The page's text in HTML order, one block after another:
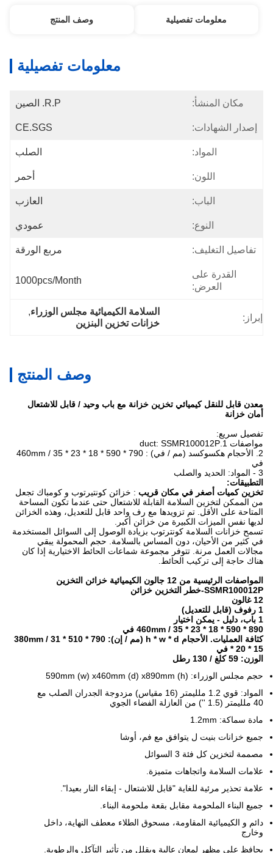
معلومات تفصيلية وصف المنتج
معلومات تفصيلية
مكان المنشأ: R.P. الصين
إصدار الشهادات: CE.SGS
المواد: الصلب
اللون: أحمر
الباب: العازب
النوع: عمودي
تفاصيل التغليف: مربع الورقة
القدرة على
العرض:
1000pcs/month
إبراز:
السلامة الكيميائية مجلس الوزراء,
خزانات تخزين البنزين
وصف المنتج
معدن قابل للنقل كيميائي تخزين خزانة مع باب وحيد / قابل للاشتعال
أمان خزانة
تفصيل سريع:
مواصفات 1.duct: SSMR100012P
الأحجام هكسوكسد (مم / في)
: 790 * 590 * 460mm / 35 * 23 * 18
في
التطبيقات:
تخزين كميات أصغر في مكان قريب: خزائن كونتيرتوب و كومباك تجعل
من الممكن لتخزين السلامة القابلة للاشتعال حتى عندما تكون المساحة
المتاحة على الأقل.
تم تزويدها مع رف واحد قابل للتعديل، وهذه الخزائن
لديها نفس الميزات الكبيرة من خزائن أكبر.
تسمح خزانات السلامة كونترتوب بزيادة الوصول إلى السوائل المستخدمة
في كثير من الأحيان، دون المساس بالسلامة.
حجم المحمولة يبقي
مجالات العمل مرنة.
تتوفر مجموعة شماعات الحائط الاختيارية إذا كان
هناك حاجة إلى تركيب الحائط.
المواصفات الرئيسية من 12 جالون الكيميائية خزائن التخزين
SSMR100012P-خطر التخزين خزائن
12 غالون
1 رفوف (قابل للتعديل)
1 باب، دليل - يمكن اختيار
890 * 590 * 460mm / 35 * 23 * 18 في
كثافة العمليات.
الأحجام h * w * d (مم / إن): 790 * 510 * 380mm / 31
* 20 * 15 في
الوزن: 59 كلغ / 130 رطل
حجم مجلس الوزراء: 590mm (w) x460mm (d) x890mm (h)
المواد: قوي 1.2 ملليمتر (16 مقياس) مزدوجة الجدران الصلب مع
40 ملليمتر (1.5 '') من العازلة الفضاء الجوي
مادة سماكة: 1.2mm
جميع خزانات بنيت ل يتوافق مع فم، أوشا
مصممة لتخزين كل فئة 3 السوائل
علامات السلامة واتجاهات متميزة.
علامة تحذير مرئية للغاية "قابل للاشتعال - إبقاء النار بعيدا".
جميع البناء الملحومة مقابل بقعة ملحومة البناء.
دائم و الكيميائية المقاومة، مسحوق الطلاء معطف النهاية، داخل
وخارج
يحافظ على مظهر لمعان عالية ويقلل من تأثير التآكل والرطوبة.